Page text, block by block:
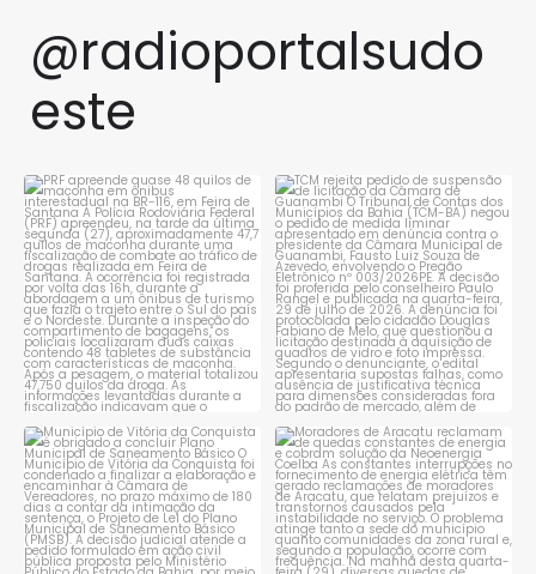
@radioportalsudo
este
PRF apreende quase 48 quilos
de maconha em ônibus...
1 0
TCM rejeita pedido de
suspensão de licitação da...
1 0
Município de Vitória da
Conquista é obrigado a...
1 0
Moradores de Aracatu
reclamam de quedas
constantes ...
1 0